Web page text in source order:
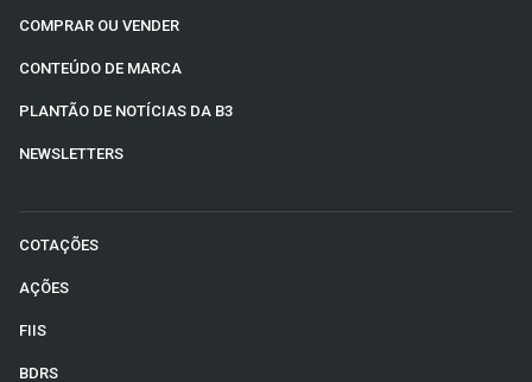
COMPRAR OU VENDER
CONTEÚDO DE MARCA
PLANTÃO DE NOTÍCIAS DA B3
NEWSLETTERS
COTAÇÕES
AÇÕES
FIIS
BDRS